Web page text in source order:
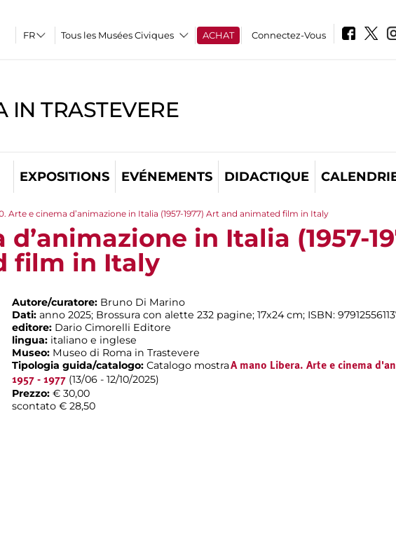
Tous les Musées Civiques ACHAT Connectez-Vous
IN TRASTEVERE
EXPOSITIONS EVÉNEMENTS DIDACTIQUE
Arte e cinema d’animazione in Italia (1957-1977) Art and animated film in Italy
in Italia (1957-
film in Italy
Autore/curatore: Bruno Di Marino
Dati: anno 2025; Brossura con alette 232 pagine; 17x24 cm; ISBN:
editore: Dario Cimorelli Editore
lingua: italiano e inglese
Museo: Museo di Roma in Trastevere
Tipologia guida/catalogo: Catalogo mostraA mano Libera. Arte e cinema
1957 - 1977 (13/06 - 12/10/2025)
Prezzo: € 30,00
scontato € 28,50